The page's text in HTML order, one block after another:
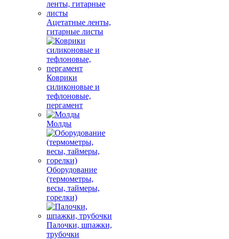
Ацетатные ленты,
гитарные листы
Коврики
силиконовые и
тефлоновые,
пергамент
Молды
Оборудование
(термометры,
весы, таймеры,
горелки)
Палочки, шпажки,
трубочки